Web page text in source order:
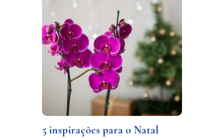
5 inspirações para o Natal